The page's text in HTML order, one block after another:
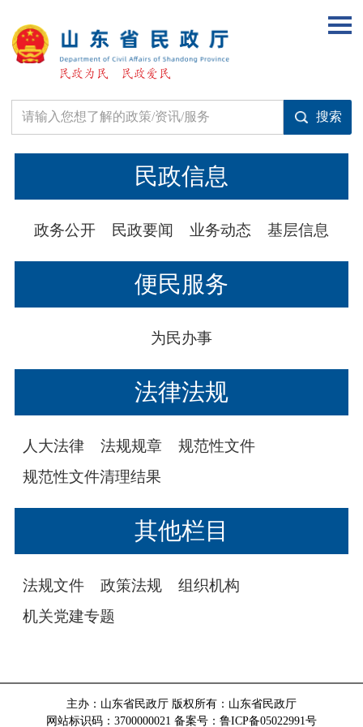
民政信息
政务公开 民政要闻 业务动态 基层信息
便民服务
为民办事
法律法规
人大法律 法规规章
规范性文件
规范性文件清理结果
其他栏目
法规文件 政策法规
组织机构
机关党建专题
主办：山东省民政厅 版权所有：山东省民政厅
网站标识码：3700000021 备案号：鲁ICP备05022991号